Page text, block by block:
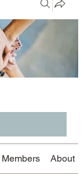
Members About